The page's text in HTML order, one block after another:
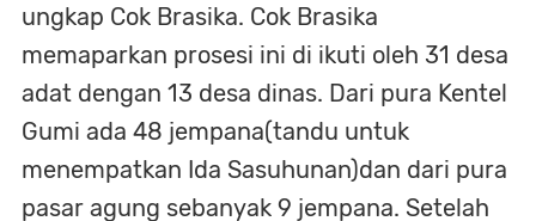
ungkap Cok Brasika. Cok Brasika
memaparkan prosesi ini di ikuti oleh 31 desa
adat dengan 13 desa dinas. Dari pura Kentel
Gumi ada 48 jempana(tandu untuk
menempatkan Ida Sasuhunan)dan dari pura
pasar agung sebanyak 9 jempana. Setelah